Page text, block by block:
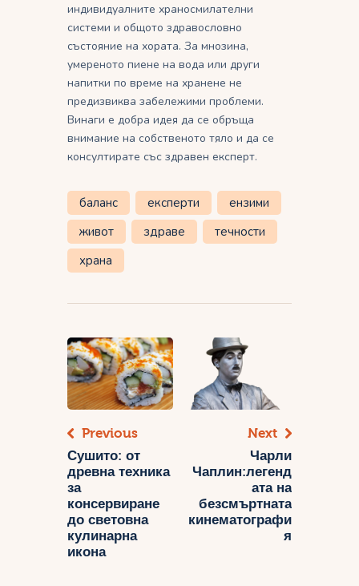
индивидуалните храносмилателни
системи и общото здравословно
състояние на хората. За мнозина,
умереното пиене на вода или други
напитки по време на хранене не
предизвиква забележими проблеми.
Винаги е добра идея да се обръща
внимание на собственото тяло и да се
консултирате със здравен експерт.
баланс експерти
ензими
живот
здраве
течности
храна
Навигация
Previous
Сушито: от
древна техника
за
консервиране
до световна
кулинарна
икона
Next
Чарли
Чаплин:легенд
ата на
безсмъртната
кинематографи
я